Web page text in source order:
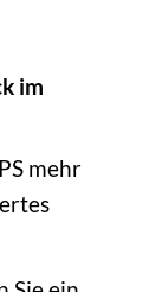
im
mehr